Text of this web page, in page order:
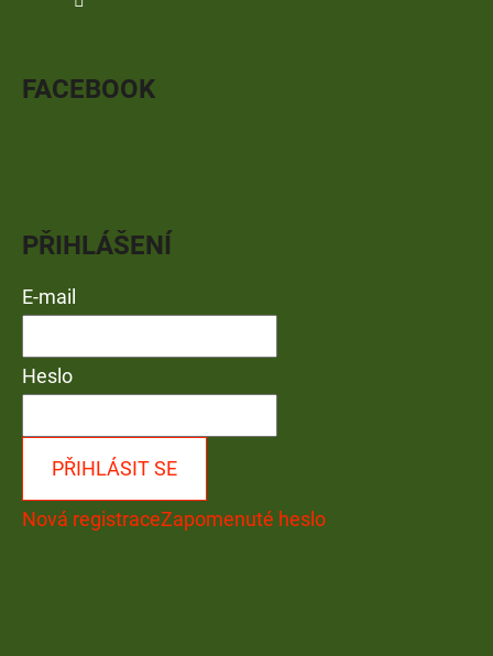
FACEBOOK
PŘIHLÁŠENÍ
E-mail
Heslo
PŘIHLÁSIT SE
Nová registraceZapomenuté heslo